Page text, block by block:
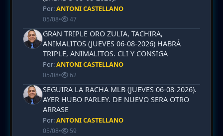
Por:ANTONI CASTELLANO
05/08• 47
GRAN TRIPLE ORO ZULIA, TACHIRA,
ANIMALITOS (JUEVES 06-08-2026) HABRÁ
TRIPLE, ANIMALITOS. CLI Y CONSIGA
Por:ANTONI CASTELLANO
05/08• 62
SEGUIRA LA RACHA MLB (JUEVES 06-08-2026).
AYER HUBO PARLEY. DE NUEVO SERA OTRO
ARRASE
Por:ANTONI CASTELLANO
05/08• 59